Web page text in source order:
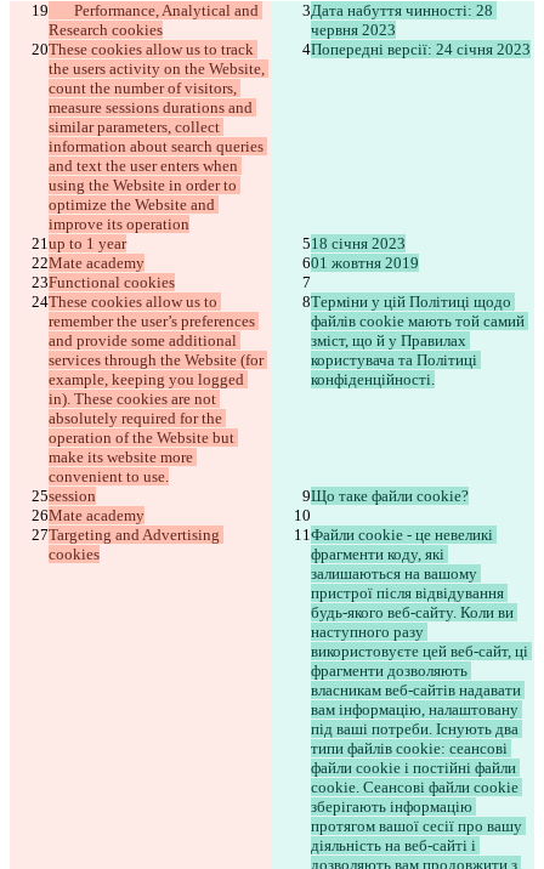
Research cookies
Дата набуття чинності: 28
червня 2023
These cookies allow us to track
the users activity on the Website,
count the number of visitors,
measure sessions durations and
similar parameters, collect
information about search queries
and text the user enters when
using the Website in order to
optimize the Website and
improve its operation
Попередні версії: 24 січня 2023
up to 1 year
18 січня 2023
Mate academy
01 жовтня 2019
Functional cookies
These cookies allow us to
remember the user’s preferences
and provide some additional
services through the Website (for
example, keeping you logged
in). These cookies are not
absolutely required for the
operation of the Website but
make its website more
convenient to use.
Терміни у цій Політиці щодо
файлів cookie мають той самий
зміст, що й у Правилах
користувача та Політиці
конфіденційності.
session
Що таке файли cookie?
Mate academy
Targeting and Advertising
cookies
Файли cookie - це невеликі
фрагменти коду, які
залишаються на вашому
пристрої після відвідування
будь-якого веб-сайту. Коли ви
наступного разу
використовуєте цей веб-сайт, ці
фрагменти дозволяють
власникам веб-сайтів надавати
вам інформацію, налаштовану
під ваші потреби. Існують два
типи файлів cookie: сеансові
файли cookie і постійні файли
cookie. Сеансові файли cookie
зберігають інформацію
протягом вашої сесії про вашу
діяльність на веб-сайті і
дозволяють вам продовжити з